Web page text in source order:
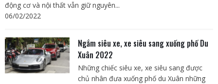
động cơ và nội thất vẫn giữ nguyên...
06/02/2022
Ngắm siêu xe, xe siêu sang xuống phố Du
Xuân 2022
Những chiếc siêu xe, xe siêu sang được
chủ nhân đưa xuống phố du Xuân những